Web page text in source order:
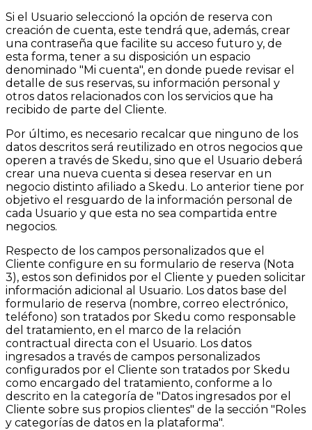
Si el Usuario seleccionó la opción de reserva con
creación de cuenta, este tendrá que, además, crear
una contraseña que facilite su acceso futuro y, de
esta forma, tener a su disposición un espacio
denominado "Mi cuenta", en donde puede revisar el
detalle de sus reservas, su información personal y
otros datos relacionados con los servicios que ha
recibido de parte del Cliente.
Por último, es necesario recalcar que ninguno de los
datos descritos será reutilizado en otros negocios que
operen a través de Skedu, sino que el Usuario deberá
crear una nueva cuenta si desea reservar en un
negocio distinto afiliado a Skedu. Lo anterior tiene por
objetivo el resguardo de la información personal de
cada Usuario y que esta no sea compartida entre
negocios.
Respecto de los campos personalizados que el
Cliente configure en su formulario de reserva (Nota
3), estos son definidos por el Cliente y pueden solicitar
información adicional al Usuario. Los datos base del
formulario de reserva (nombre, correo electrónico,
teléfono) son tratados por Skedu como responsable
del tratamiento, en el marco de la relación
contractual directa con el Usuario. Los datos
ingresados a través de campos personalizados
configurados por el Cliente son tratados por Skedu
como encargado del tratamiento, conforme a lo
descrito en la categoría de "Datos ingresados por el
Cliente sobre sus propios clientes" de la sección "Roles
y categorías de datos en la plataforma".